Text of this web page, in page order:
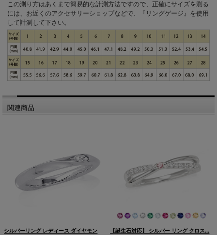
この測り方はあくまで簡易的な計測方法ですので、正確にサイズを測る
には、お近くのアクセサリーショップなどで、『リングゲージ』を使用
して計測して下さい。
関連商品
シルバーリング レディース ダイヤモン
【誕生石対応】 シルバー リング クロス...